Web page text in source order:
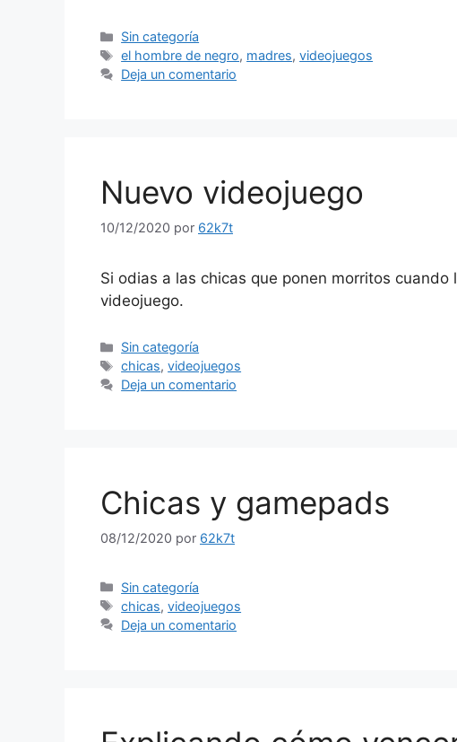
Categorías
Sin categoría
Etiquetas
el hombre de negro, madres,videojuegos
Deja un comentario
Nuevo videojuego
10/12/2020 por 62k7t
Si odias a las chicas que ponen morritos
videojuego.
Categorías
Sin categoría
Etiquetas
chicas,videojuegos
Deja un comentario
Chicas y gamepads
08/12/2020 por 62k7t
Categorías
Sin categoría
Etiquetas
chicas,videojuegos
Deja un comentario